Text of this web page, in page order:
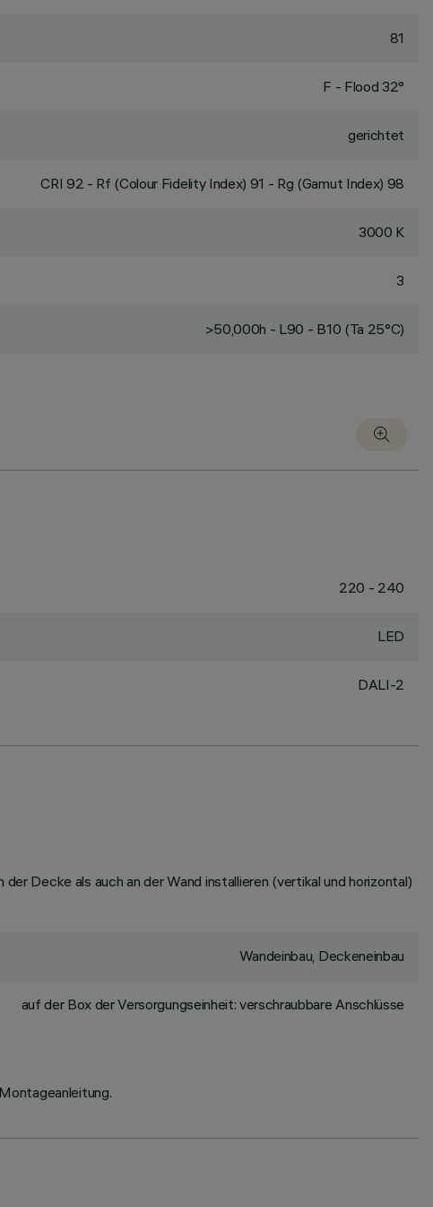
81
F - Flood 32°
gerichtet
CRI 92 - Rf (Colour Fidelity Index) 91 - Rg (Gamut Index) 98
3000 K
3
>50,000h - L90 - B10 (Ta 25°C)
220 - 240
LED
DALI-2
Decke als auch an der Wand installieren (vertikal und horizontal)
Wandeinbau, Deckeneinbau
auf der Box der Versorgungseinheit: verschraubbare Anschlüsse